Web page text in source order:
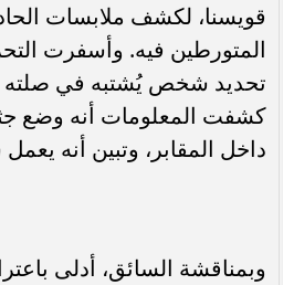
قويسنا، لكشف ملابسات
المتورطين فيه. وأسفرت
تحديد شخص يُشتبه في صلته
كشفت المعلومات أنه وضع
داخل المقابر، وتبين أنه يعمل
وبمناقشة السائق، أدلى